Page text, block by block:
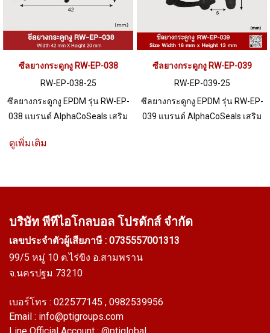
ใบเสนอราคา กรุณาติดต่อ LINE:
ซีลยางกระดูกงู RW-EP-038
RW-EP-038-25
ซีลยางกระดูกงู EPDM รุ่น RW-EP-
038 แบรนด์ AlphaCoSeals เสริม
แผ่น 1-7 mm. ราคาสินค้าขึ้นอยู่
ซีลยางกระดูกงู RW-EP-039
RW-EP-039-25
ซีลยางกระดูกงู EPDM รุ่น RW-EP-
039 แบรนด์ AlphaCoSeals เสริม
ดูเพิ่มเติม
บริษัท พีทีไอโกลบอล โปรดักส์ จำกัด
เลขประจำตัวผู้เสียภาษี : 0735557001313
99/5 หมู่ 10 ต.ไร่ขิง อ.สามพราน
จ.นครปฐม 73210
เบอร์โทร : 022577145 , 0982539956
Email : info@ptigroups.com